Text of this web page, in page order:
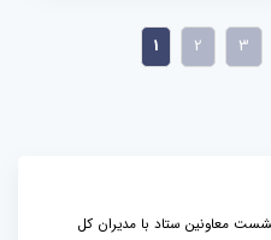
1 2 3
معاونین ستاد با مدیران کل